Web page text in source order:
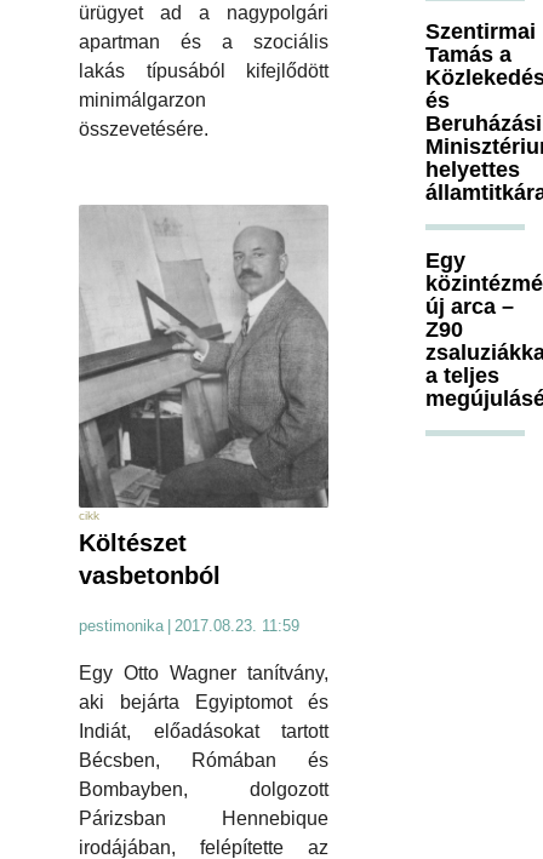
ürügyet ad a nagypolgári
apartman és a szociális
lakás típusából kifejlődött
minimálgarzon
összevetésére.
cikk
Költészet
vasbetonból
pestimonika 2017.08.23. 11:59
Egy Otto Wagner tanítvány,
aki bejárta Egyiptomot és
Indiát, előadásokat tartott
Bécsben, Rómában és
Bombayben, dolgozott
Párizsban Hennebique
irodájában, felépítette az
Szentirmai
Tamás a
és
Beruházási
helyettes
Egy
új arca –
Z90
a teljes